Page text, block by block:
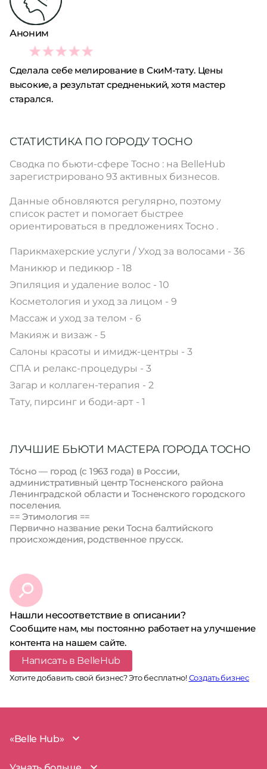
Аноним
3
Сделала себе мелирование в СкиМ-тату. Цены
высокие, а результат средненький, хотя мастер
старался.
СТАТИСТИКА ПО ГОРОДУ ТОСНО
Сводка по бьюти-сфере Тосно : на BelleHub
зарегистрировано 93 активных бизнесов.
Данные обновляются регулярно, поэтому
список растет и помогает быстрее
ориентироваться в предложениях Тосно .
Парикмахерские услуги / Уход за волосами - 36
Маникюр и педикюр - 18
Эпиляция и удаление волос - 10
Косметология и уход за лицом - 9
Массаж и уход за телом - 6
Макияж и визаж - 5
Салоны красоты и имидж-центры - 3
СПА и релакс-процедуры - 3
Загар и коллаген-терапия - 2
Тату, пирсинг и боди-арт - 1
ЛУЧШИЕ БЬЮТИ МАСТЕРА ГОРОДА ТОСНО
То́сно — город (с 1963 года) в России,
административный центр Тосненского района
Ленинградской области и Тосненского городского
поселения.
== Этимология ==
Первично название реки Тосна балтийского
происхождения, родственное прусск.
Нашли несоответствие в описании?
Сообщите нам, мы постоянно работает на улучшение
контента на нашем сайте.
Написать в BelleHub
Хотите добавить свой бизнес? Это бесплатно!Создать бизнес
«Belle Hub»